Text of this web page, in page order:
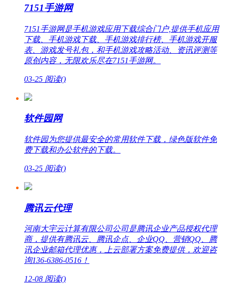
7151手游网
7151手游网是手机游戏应用下载综合门户,提供手机应用
下载、手机游戏下载、手机游戏排行榜、手机游戏开服
表、游戏发号礼包，和手机游戏攻略活动、资讯评测等
原创内容，无限欢乐尽在7151手游网。
03-25 阅读()
软件园网
软件园为您提供最安全的常用软件下载，绿色版软件免
费下载和办公软件的下载。
03-25 阅读()
腾讯云代理
河南大宇云计算有限公司公司是腾讯企业产品授权代理
商，提供有腾讯云、腾讯企点、企业QQ、营销QQ、腾
讯企业邮箱代理优惠，上云部署方案免费提供，欢迎咨
询136-6386-0516！
12-08 阅读()